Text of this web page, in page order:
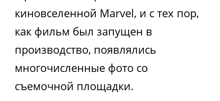
киновселенной Marvel, и с тех пор,
как фильм был запущен в
производство, появлялись
многочисленные фото со
съемочной площадки.